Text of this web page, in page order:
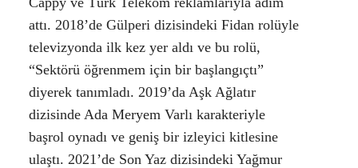
attı. 2018’de Gülperi dizisindeki Fidan rolüyle
televizyonda ilk kez yer aldı ve bu rolü,
“Sektörü öğrenmem için bir başlangıçtı”
diyerek tanımladı. 2019’da Aşk Ağlatır
dizisinde Ada Meryem Varlı karakteriyle
başrol oynadı ve geniş bir izleyici kitlesine
ulaştı. 2021’de Son Yaz dizisindeki Yağmur